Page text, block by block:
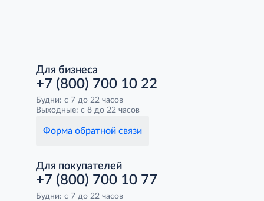
Для бизнеса
+7 (800) 700 10 22
Будни: с 7 до 22 часов
Выходные: с 8 до 22 часов
Форма обратной связи
Для покупателей
+7 (800) 700 10 77
Будни: с 7 до 22 часов